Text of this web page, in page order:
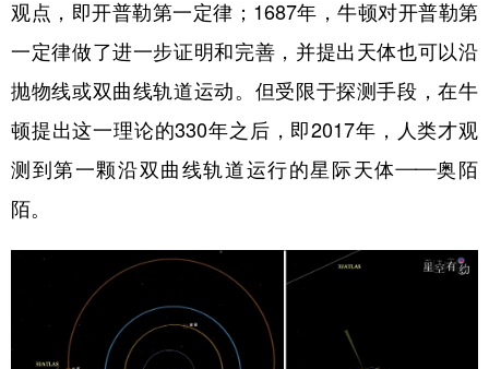
观点，即开普勒第一定律；1687年，牛顿对开普勒第
一定律做了进一步证明和完善，并提出天体也可以沿
抛物线或双曲线轨道运动。但受限于探测手段，在牛
顿提出这一理论的330年之后，即2017年，人类才观
测到第一颗沿双曲线轨道运行的星际天体——奥陌
陌。